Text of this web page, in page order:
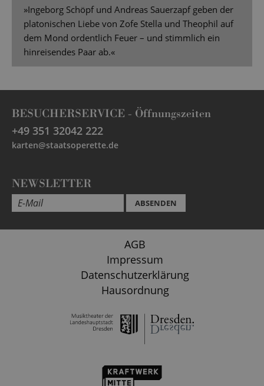
»Ingeborg Schöpf und Andreas Sauerzapf geben der
platonischen Liebe von Zofe Stella und Theophil auf
dem Mond ordentlich Feuer – und stimmlich ein
hinreisendes Paar ab.«
BESUCHERSERVICE - Öffnungszeiten
+49 351 32042 222
karten@staatsoperette.de
NEWSLETTER
ABSENDEN
AGB
Impressum
Datenschutzerklärung
Hausordnung